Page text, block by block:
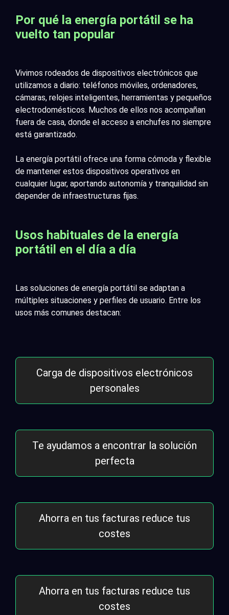
Por qué la energía portátil se ha
vuelto tan popular
Vivimos rodeados de dispositivos electrónicos que
utilizamos a diario: teléfonos móviles, ordenadores,
cámaras, relojes inteligentes, herramientas y pequeños
electrodomésticos. Muchos de ellos nos acompañan
fuera de casa, donde el acceso a enchufes no siempre
está garantizado.
La energía portátil ofrece una forma cómoda y flexible
de mantener estos dispositivos operativos en
cualquier lugar, aportando autonomía y tranquilidad sin
depender de infraestructuras fijas.
Usos habituales de la energía
portátil en el día a día
Las soluciones de energía portátil se adaptan a
múltiples situaciones y perfiles de usuario. Entre los
usos más comunes destacan:
Carga de dispositivos electrónicos
personales
Te ayudamos a encontrar la solución
perfecta
Ahorra en tus facturas reduce tus
costes
Ahorra en tus facturas reduce tus
costes